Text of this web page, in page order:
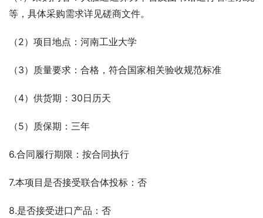
等，具体采购需求详见磋商文件。
（2）项目地点：河南工业大学
（3）质量要求：合格，符合国家相关验收规范标准
（4）供货期：30日历天
（5）质保期：三年
6.合同履行期限：按合同执行
7.本项目是否接受联合体投标：否
8.是否接受进口产品：否